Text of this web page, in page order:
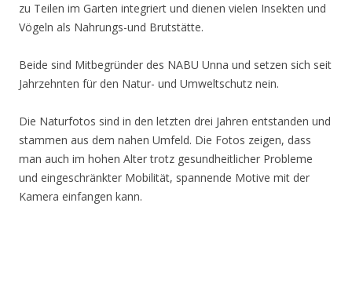
zu Teilen im Garten integriert und dienen vielen Insekten und
Vögeln als Nahrungs-und Brutstätte.
Beide sind Mitbegründer des NABU Unna und setzen sich seit
Jahrzehnten für den Natur- und Umweltschutz nein.
Die Naturfotos sind in den letzten drei Jahren entstanden und
stammen aus dem nahen Umfeld. Die Fotos zeigen, dass
man auch im hohen Alter trotz gesundheitlicher Probleme
und eingeschränkter Mobilität, spannende Motive mit der
Kamera einfangen kann.